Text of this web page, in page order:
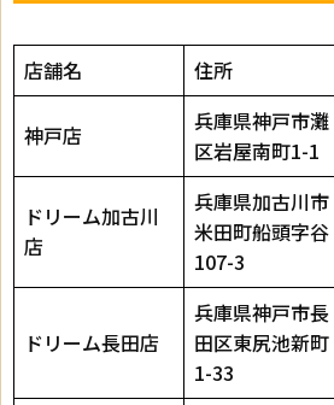
店舗名 住所
神戸店
兵庫県神戸市灘
区岩屋南町1-1
ドリーム加古川
店
兵庫県加古川市
米田町船頭字谷
107-3
ドリーム長田店
兵庫県神戸市長
田区東尻池新町
1-33